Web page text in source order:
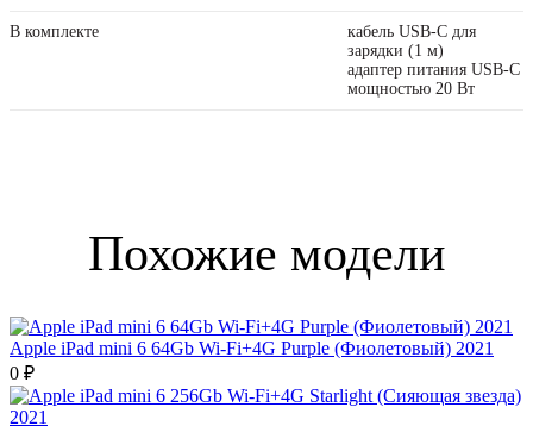
В комплекте
кабель USB‑C для
зарядки (1 м)
адаптер питания USB‑C
мощностью 20 Вт
Похожие модели
Apple iPad mini 6 64Gb Wi-Fi+4G Purple (Фиолетовый) 2021
0 ₽